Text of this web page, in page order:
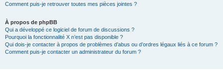
Comment puis-je retrouver toutes mes pièces jointes ?
À propos de phpBB
Qui a développé ce logiciel de forum de discussions ?
Pourquoi la fonctionnalité X n’est pas disponible ?
Qui dois-je contacter à propos de problèmes d’abus ou d’ordres légaux liés à ce forum ?
Comment puis-je contacter un administrateur du forum ?